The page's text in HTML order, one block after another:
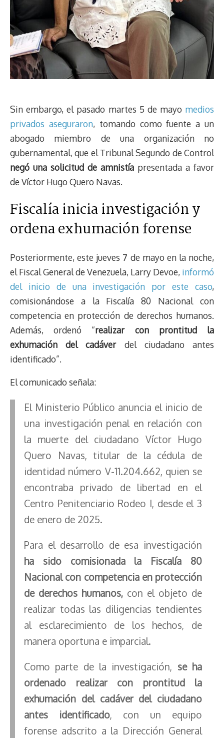
Sin embargo, el pasado martes 5 de mayo medios
privados aseguraron, tomando como fuente a un
abogado miembro de una organización no
gubernamental, que el Tribunal Segundo de Control
negó una solicitud de amnistía presentada a favor
de Víctor Hugo Quero Navas.
Fiscalía inicia investigación y
ordena exhumación forense
Posteriormente, este jueves 7 de mayo en la noche,
el Fiscal General de Venezuela, Larry Devoe, informó
del inicio de una investigación por este caso,
comisionándose a la Fiscalía 80 Nacional con
competencia en protección de derechos humanos.
Además, ordenó “realizar con prontitud la
exhumación del cadáverdel ciudadano antes
identificado”.
El comunicado señala:
El Ministerio Público anuncia el inicio de
una investigación penal en relación con
la muerte del ciudadano Víctor Hugo
Quero Navas, titular de la cédula de
identidad número V-11.204.662, quien se
encontraba privado de libertad en el
Centro Penitenciario Rodeo I, desde el 3
de enero de 2025.
Para el desarrollo de esa investigación
ha sido comisionada la Fiscalía 80
Nacional con competencia en protección
de derechos humanos, con el objeto de
realizar todas las diligencias tendientes
al esclarecimiento de los hechos, de
manera oportuna e imparcial.
Como parte de la investigación, se ha
ordenado realizar con prontitud la
exhumación del cadáver del ciudadano
antes identificado, con un equipo
forense adscrito a la Dirección General